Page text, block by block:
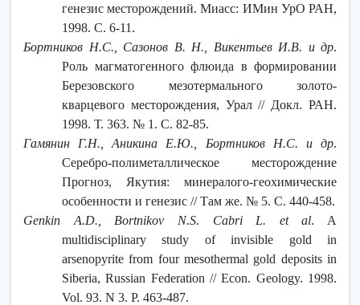
генезис месторождений. Миасс: ИМин УрО РАН,
1998. C. 6-11.
Бортников Н.С., Сазонов В. Н., Викентьев И.В. и др.
Роль магматогенного флюида в формировании
Березовского мезотермального золото-
кварцевого месторождения, Урал // Докл. РАН.
1998. Т. 363. № 1. С. 82-85.
Гамянин Г.Н., Аникина Е.Ю., Бортников Н.С. и др.
Cеребро-полиметаллическое месторождение
Прогноз, Якутия: минералого-геохимические
особенности и генезис // Там же. № 5. С. 440-458.
Genkin A.D., Bortnikov N.S. Cabri L. et al. A
multidisciplinary study of invisible gold in
arsenopyrite from four mesothermal gold deposits in
Siberiа, Russian Federation // Econ. Geology. 1998.
Vol. 93. N 3. P. 463-487.